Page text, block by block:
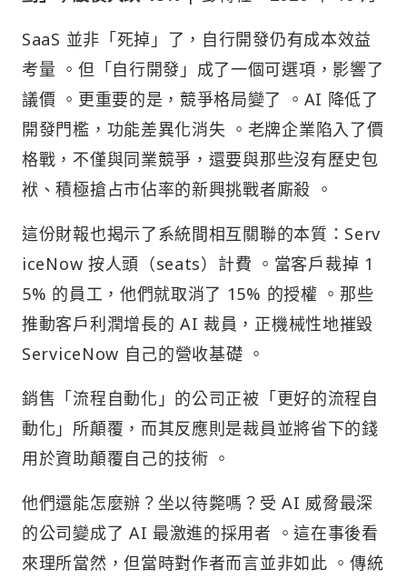
SaaS 並非「死掉」了，自行開發仍有成本效益
考量 。但「自行開發」成了一個可選項，影響了
議價 。更重要的是，競爭格局變了 。AI 降低了
開發門檻，功能差異化消失 。老牌企業陷入了價
格戰，不僅與同業競爭，還要與那些沒有歷史包
袱、積極搶占市佔率的新興挑戰者廝殺 。
這份財報也揭示了系統間相互關聯的本質：Serv
iceNow 按人頭（seats）計費 。當客戶裁掉 1
5% 的員工，他們就取消了 15% 的授權 。那些
推動客戶利潤增長的 AI 裁員，正機械性地摧毀
ServiceNow 自己的營收基礎 。
銷售「流程自動化」的公司正被「更好的流程自
動化」所顛覆，而其反應則是裁員並將省下的錢
用於資助顛覆自己的技術 。
他們還能怎麼辦？坐以待斃嗎？受 AI 威脅最深
的公司變成了 AI 最激進的採用者 。這在事後看
來理所當然，但當時對作者而言並非如此 。傳統